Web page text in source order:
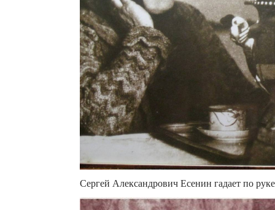
Сергей Александрович Есенин гадает по